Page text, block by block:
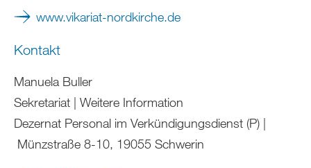
www.vikariat-nordkirche.de
Kontakt
Manuela Buller
Sekretariat | Weitere Information
Dezernat Personal im Verkündigungsdienst (P) |
Münzstraße 8-10, 19055 Schwerin